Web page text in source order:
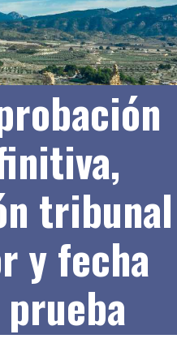
tribunal
y fecha